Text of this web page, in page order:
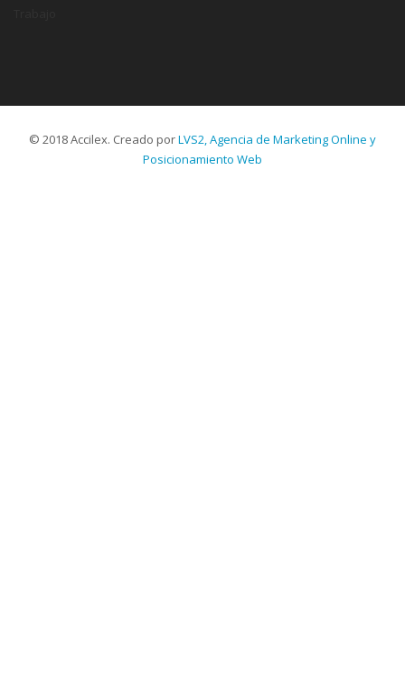
© 2018 Accilex. Creado porLVS2, Agencia de Marketing Online y
Posicionamiento Web